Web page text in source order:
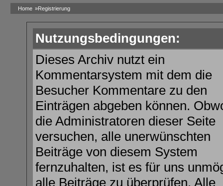
Home »Registrierung
Nutzungsbedingungen:
Dieses Archiv nutzt ein
Kommentarsystem mit dem die
Besucher Kommentare zu den
Einträgen abgeben können.
die Administratoren dieser Seite
versuchen, alle unerwünschten
Beiträge von diesem System
fernzuhalten, ist es für uns
alle Beiträge zu überprüfen. Alle